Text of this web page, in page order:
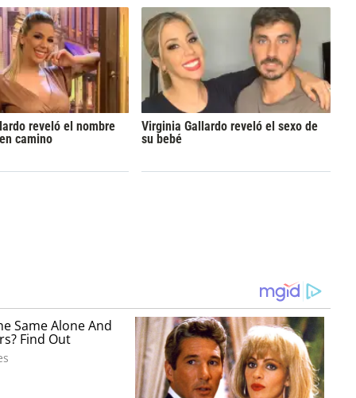
reveló el nombre
camino
Virginia Gallardo reveló el sexo de
su bebé